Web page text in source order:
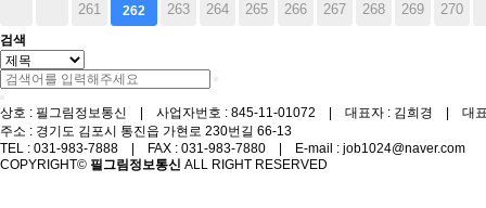
261 262 263 264 265 266 267 268 269 270
검색
상호 : 필그림정보통신 | 사업자번호 : 845-11-01072 | 대표자 : 김희경 | 대표
주소 : 경기도 김포시 통진읍 가현로 230번길 66-13
TEL : 031-983-7888 | FAX : 031-983-7880 | E-mail : job1024@naver.com
COPYRIGHT© 필그림정보통신 ALL RIGHT RESERVED